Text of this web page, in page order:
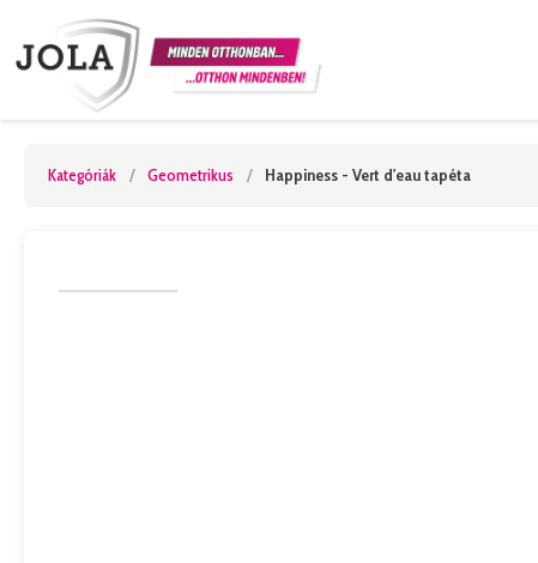
Kategóriák / Geometrikus / Happiness - Vert d'eau tapéta